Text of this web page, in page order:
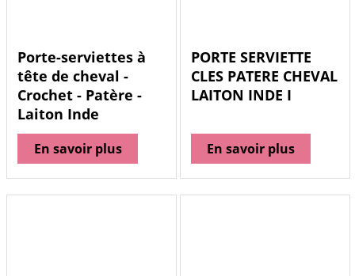
Porte-serviettes à
tête de cheval -
Crochet - Patère -
Laiton Inde
En savoir plus
PORTE SERVIETTE
CLES PATERE CHEVAL
LAITON INDE I
En savoir plus